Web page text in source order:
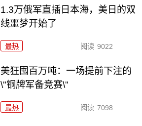
1.3万俄军直插日本海，美日的双
线噩梦开始了
最热 阅读 9022
美狂囤百万吨：一场提前下注的
\"铜牌军备竞赛\"
最热 阅读 7098